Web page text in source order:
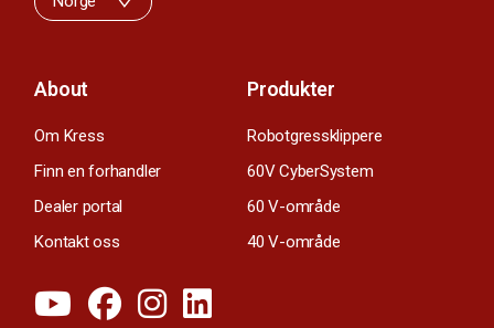
About
Om Kress
Finn en forhandler
Dealer portal
Kontakt oss
Produkter
Robotgressklippere
60V CyberSystem
60 V-område
40 V-område